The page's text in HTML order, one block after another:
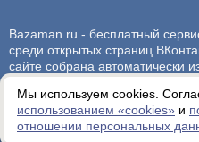
Мы используем cookies.
использованием «сookies» и
отношении персональных
Bazaman.ru - бесплатный
среди открытых страниц
сайте собрана автоматически
администрация сайта
Политика обработки